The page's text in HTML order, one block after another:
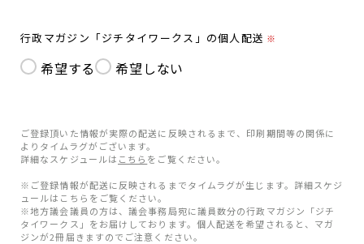
行政マガジン「ジチタイワークス」の個人配送 ※
希望する 希望しない
ご登録頂いた情報が実際の配送に反映されるまで、印刷期間等の関係に
よりタイムラグがございます。
詳細なスケジュールは こちら をご覧ください。
※ご登録情報が配送に反映されるまでタイムラグが生じます。詳細スケジ
ュールはこちらをご覧ください。
※地方議会議員の方は、議会事務局宛に議員数分の行政マガジン「ジチ
タイワークス」をお届けしております。個人配送を希望されると、マガ
ジンが2冊届きますのでご注意ください。